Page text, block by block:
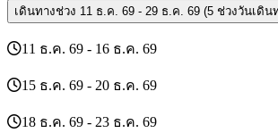
เดินทางช่วง 11 ธ.ค. 69 - 29 ธ.ค. 69 (5 ช่วงวันเดิน
11 ธ.ค. 69 - 16 ธ.ค. 69
15 ธ.ค. 69 - 20 ธ.ค. 69
18 ธ.ค. 69 - 23 ธ.ค. 69